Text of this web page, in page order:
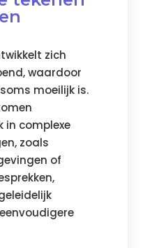
zich
waardoor
moeilijk is.
in complexe
zoals
of